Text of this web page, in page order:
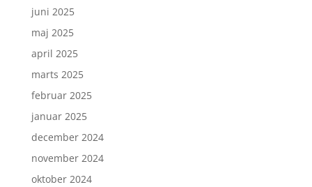
juni 2025
maj 2025
april 2025
marts 2025
februar 2025
januar 2025
december 2024
november 2024
oktober 2024